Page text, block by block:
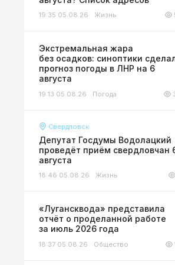
19:35 05.08.26 Жизнь
Экстремальная жара
без осадков: синоптики
прогноз погоды в ЛНР на 6
августа
19:13 05.08.26 Погода
Свердловск
Депутат Госдумы Водолацкий
проведёт приём свердловчан
августа
18:46 05.08.26 Жизнь
«Лугансквода» представила
отчёт о проделанной работе
за июль 2026 года
18:37 05.08.26 Общество